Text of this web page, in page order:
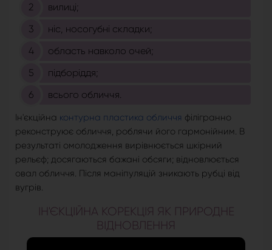
вилиці;
ніс, носогубні складки;
область навколо очей;
підборіддя;
всього обличчя.
Ін'єкційна контурна пластика обличчя філігранно
реконструює обличчя, роблячи його гармонійним. В
результаті омолодження вирівнюється шкірний
рельєф; досягаються бажані обсяги; відновлюється
овал обличчя. Після маніпуляцій зникають рубці від
вугрів.
ІН'ЄКЦІЙНА КОРЕКЦІЯ ЯК ПРИРОДНЕ
ВІДНОВЛЕННЯ